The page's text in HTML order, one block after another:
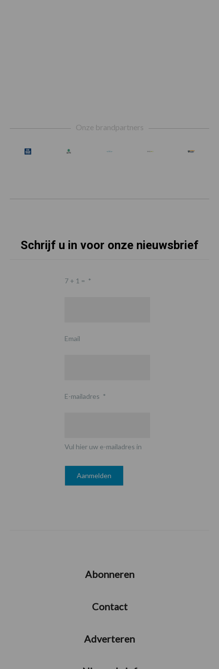
Onze brandpartners
Schrijf u in voor onze nieuwsbrief
7 + 1 = *
Email
E-mailadres *
Vul hier uw e-mailadres in
Abonneren
Contact
Adverteren